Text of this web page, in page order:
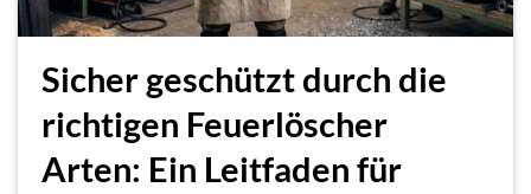
Sicher geschützt durch die
richtigen Feuerlöscher
Arten: Ein Leitfaden für